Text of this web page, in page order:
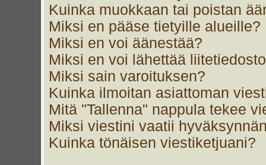
Kuinka muokkaan tai poistan
Miksi en pääse tietyille alueille?
Miksi en voi äänestää?
Miksi en voi lähettää
Miksi sain varoituksen?
Kuinka ilmoitan asiattoman
Mitä "Tallenna" nappula tekee
Miksi viestini vaatii
Kuinka tönäisen viestiketjuani?